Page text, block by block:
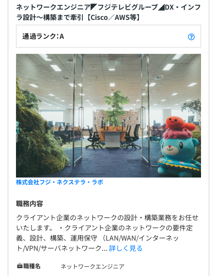
ネットワークエンジニア◤フジテレビグループ◢DX・インフ
ラ設計～構築まで牽引【Cisco／AWS等】
通過ランク：A
株式会社フジ・ネクステラ・ラボ
職務内容
クライアント企業のネットワークの設計・構築業務をお任せ
いたします。 ・クライアント企業のネットワークの要件定
義、設計、構築、運用保守 （LAN/WAN/インターネッ
ト/VPN/サーバネットワーク... 詳しく見る
職種名
ネットワークエンジニア